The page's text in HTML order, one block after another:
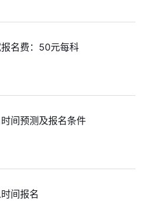
名费：50元每科
间预测及报名条件
间报名